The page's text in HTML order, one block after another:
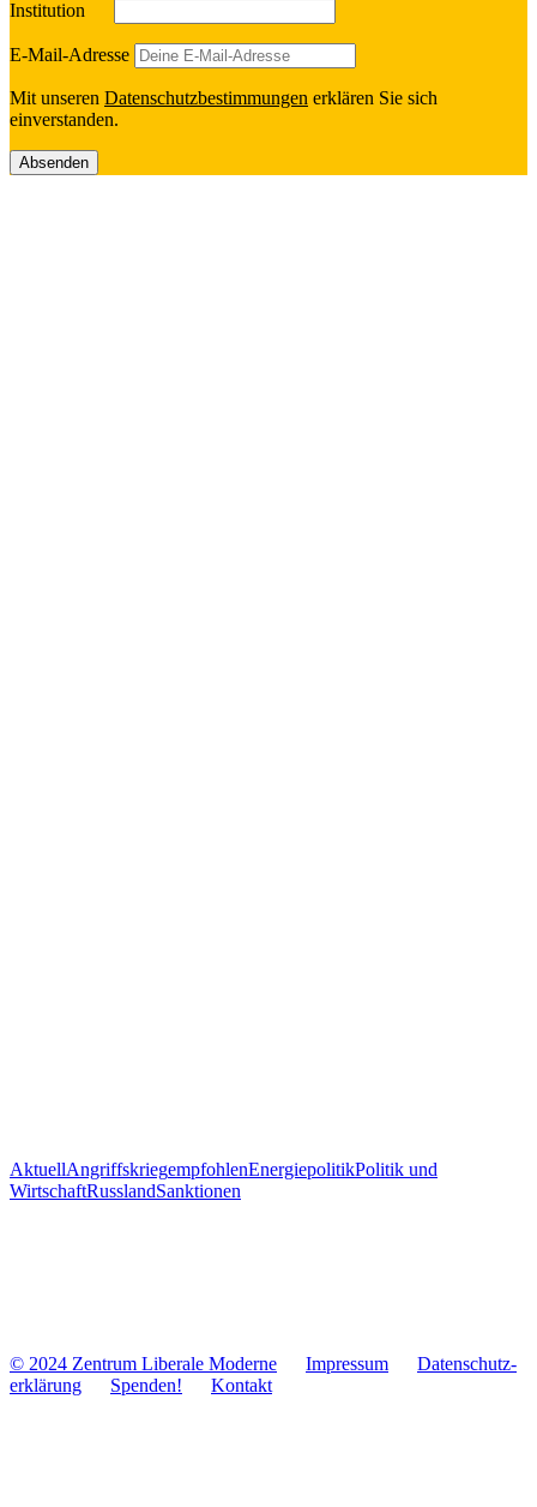
Insti­tu­tion
E‑Mail-Adresse
Mit unseren Daten­schutz­be­stim­mun­gen erklä­ren Sie sich
einverstanden.
AktuellAngriffskriegempfohlenEnergiepolitikPolitik und
WirtschaftRusslandSanktionen
© 2024 Zentrum Libe­rale Moderne Impres­sum
Daten­schutz­
er­klä­rung
Spenden! Kontakt